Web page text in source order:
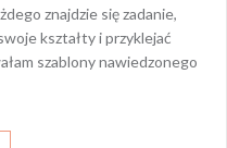
znajdzie się zadanie,
kształty i przyklejać
szablony nawiedzonego